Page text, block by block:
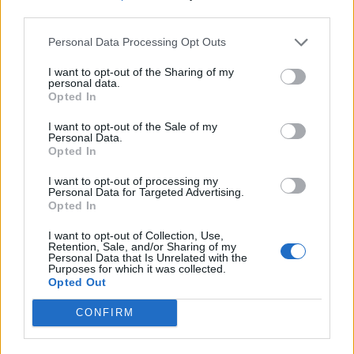
Personal Data Processing Opt Outs
I want to opt-out of the Sharing of my
personal data.
Opted In
I want to opt-out of the Sale of my
Personal Data.
Opted In
I want to opt-out of processing my
Personal Data for Targeted Advertising.
Opted In
I want to opt-out of Collection, Use,
Retention, Sale, and/or Sharing of my
Personal Data that Is Unrelated with the
Purposes for which it was collected.
Opted Out
CONFIRM
ΕΛΛΑΔΑ
Παρουσία Μητσοτάκη υπεγράφη
συμφωνία για την ηλεκτρική
διασύνδεση Ελλάδας – Κύπρου με την
Great Sea Interconnector